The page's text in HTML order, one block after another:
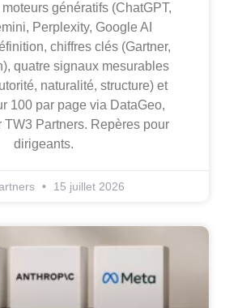
génératifs (ChatGPT,
Perplexity, Google AI
chiffres clés (Gartner,
quatre signaux mesurables
naturalité, structure) et
100 par page via DataGeo,
TW3 Partners. Repères pour
dirigeants.
15 juillet 2026